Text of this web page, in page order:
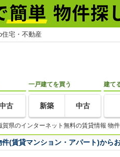
宅・不動産
古
一戸建てを買う
新築 中古
建て
賀県のインターネット無料の賃貸情報 物
(賃貸マンション・アパート)から